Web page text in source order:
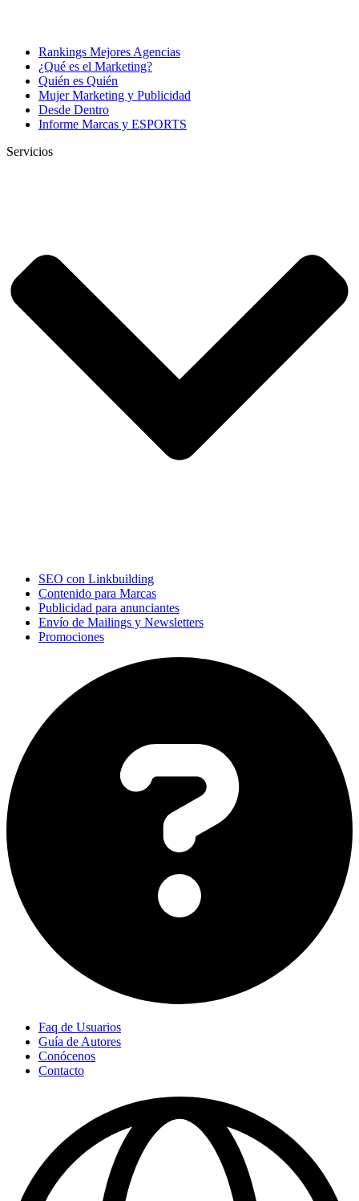
Rankings Mejores Agencias
¿Qué es el Marketing?
Quién es Quién
Mujer Marketing y Publicidad
Desde Dentro
Informe Marcas y ESPORTS
Servicios
SEO con Linkbuilding
Contenido para Marcas
Publicidad para anunciantes
Envío de Mailings y Newsletters
Promociones
Faq de Usuarios
Guía de Autores
Conócenos
Contacto